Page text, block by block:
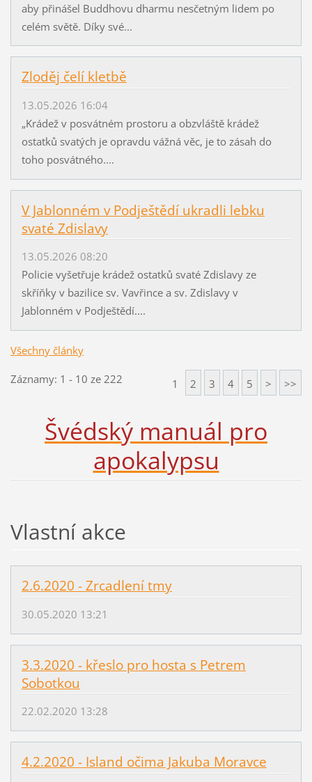
aby přinášel Buddhovu dharmu nesčetným lidem po
celém světě. Díky své...
Zloděj čelí kletbě
13.05.2026 16:04
„Krádež v posvátném prostoru a obzvláště krádež
ostatků svatých je opravdu vážná věc, je to zásah do
toho posvátného....
V Jablonném v Podještědí ukradli lebku
svaté Zdislavy
13.05.2026 08:20
Policie vyšetřuje krádež ostatků svaté Zdislavy ze
skříňky v bazilice sv. Vavřince a sv. Zdislavy v
Jablonném v Podještědí....
Všechny články
Záznamy: 1 - 10 ze 222 1 2 3 4 5 > >>
Švédský manuál pro
apokalypsu
Vlastní akce
2.6.2020 - Zrcadlení tmy
30.05.2020 13:21
3.3.2020 - křeslo pro hosta s Petrem
Sobotkou
22.02.2020 13:28
4.2.2020 - Island očima Jakuba Moravce